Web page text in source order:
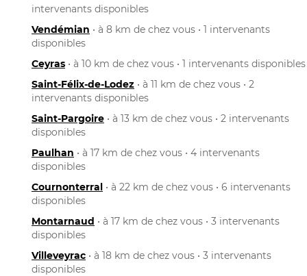
intervenants disponibles
Vendémian • à 8 km de chez vous • 1 intervenants
disponibles
Ceyras • à 10 km de chez vous • 1 intervenants disponibles
Saint-Félix-de-Lodez • à 11 km de chez vous • 2
intervenants disponibles
Saint-Pargoire • à 13 km de chez vous • 2 intervenants
disponibles
Paulhan • à 17 km de chez vous • 4 intervenants
disponibles
Cournonterral • à 22 km de chez vous • 6 intervenants
disponibles
Montarnaud • à 17 km de chez vous • 3 intervenants
disponibles
Villeveyrac • à 18 km de chez vous • 3 intervenants
disponibles